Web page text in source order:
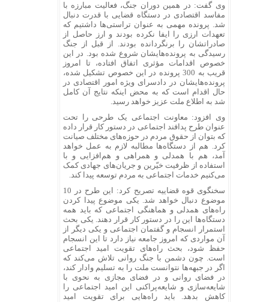
وی گفت: در همین دوران جنگ، فعالیت مبارزه با
مفاسد اقتصادی در دستگاه قضایی با قدرت دنبال
شد. پرونده مهمی به عنوان تراستی‌ها داشتیم که
تعهدات ارزی را ایفا نکرده بودند و ارز حاصل از
صادراتشان را برنگردانده بودند. از قبل از جنگ
رسیدگی به پرونده‌هایشان شروع شده بود. در این
خصوص اقدامات مؤثری اتفاق افتاده، تا امروز
قریب به 300 پرونده در این خصوص تشکیل شده،
پرونده‌هایشان در دادسرای ویژه امور اقتصادی در
حال اقدام است که به محض اینکه نتایج آن کامل
شد به اطلاع ملت عزیز خواهد رسید.
وی افزود: معاونت اجتماعی یک طرحی را تحت
عنوان طرح پدافند اجتماعی در دستور کار قرار داده
که بتوان از حقوق مردم در حوزه‌های مختلف صیانت
کرد. هم از دستگاه‌ها مطالبه لازم به عمل خواهد
آمد، هم با همدلی و همراهی و هم‌افزایی و با
استفاده از ظرفیت خیّرین و جریان‌های جهادی کمک
می‌کنیم خدمات اجتماعی به مردم توسعه پیدا کند.
سخنگوی قوه قضاییه تصریح کرد: این طرح در 10
موضوع دنبال خواهد شد. یکی موضوع پیدا کردن
راه‌های همدلی و هماهنگی اجتماعی که باید همه
دستگاه‌ها این را در دستور کار قرار دهند. یکی بحث
استمرار انسجام و گفتمان اجتماعی و یکی دیگر از
آن مواردی که امروز جامعه نیاز دارد تا این انسجام
حفظ شود، بحث راه‌های تقویت امید اجتماعی
است. چون دشمن با جنگ روانی تلاش می‌کند که
اگر در جبهه‌ها نتوانست ملت را به تسلیم وادار کند،
در فضای روانی و در فضای مجازی به نحوی با
شایعه‌سازی و شایعه‌پراکنی این امید اجتماعی را
کاهش بدهد. باید راه‌هایی برای تقویت امید